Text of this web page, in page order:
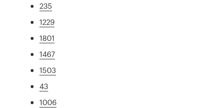
235
1229
1801
1467
1503
43
1006